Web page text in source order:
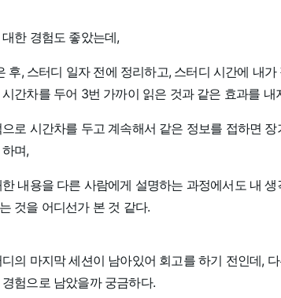
한 경험도 좋았는데,
후, 스터디 일자 전에 정리하고, 스터디 시간에 내
간차를 두어 3번 가까이 읽은 것과 같은 효과를 내
로 시간차를 두고 계속해서 같은 정보를 접하면
며,
내용을 다른 사람에게 설명하는 과정에서도 내
것을 어디선가 본 것 같다.
의 마지막 세션이 남아있어 회고를 하기 전인데,
험으로 남았을까 궁금하다.